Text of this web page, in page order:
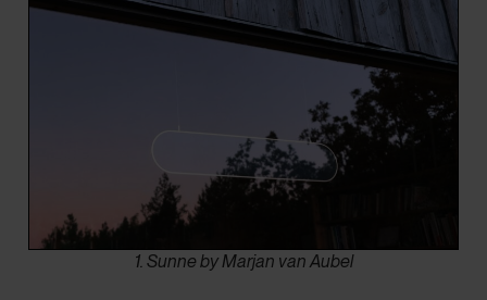
1. Sunne by Marjan van Aubel